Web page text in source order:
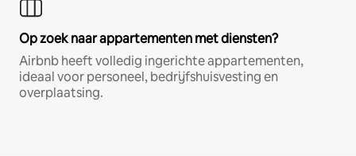
Op zoek naar appartementen met diensten?
Airbnb heeft volledig ingerichte appartementen,
ideaal voor personeel, bedrijfshuisvesting en
overplaatsing.